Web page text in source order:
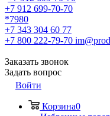
+7 912 699-70-70
*7980
+7 343 304 60 77
+7 800 222-79-70
Заказать звонок
Задать вопрос
Войти
Корзина0